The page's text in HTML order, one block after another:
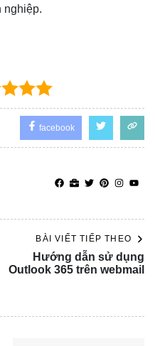
nghiệp.
facebook
BÀI VIẾT TIẾP THEO
Hướng dẫn sử dụng
Outlook 365 trên webmail